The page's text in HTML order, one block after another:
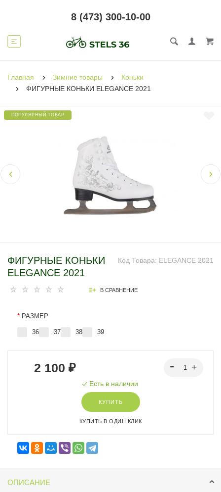
8 (473) 300-10-00
Главная Зимние товары
Коньки
ФИГУРНЫЕ КОНЬКИ ELEGANCE 2021
ПОПУЛЯРНЫЙ ТОВАР
Код Товара: ELEGANCE 2021
ФИГУРНЫЕ КОНЬКИ
ELEGANCE 2021
В СРАВНЕНИЕ
* РАЗМЕР
36 37 38 39
2 100 ₽
Есть в наличии
КУПИТЬ
КУПИТЬ В ОДИН КЛИК
ОПИСАНИЕ